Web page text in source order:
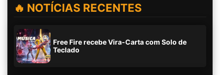
🔥 NOTÍCIAS RECENTES
Free Fire recebe Vira-Carta com Solo de
Teclado